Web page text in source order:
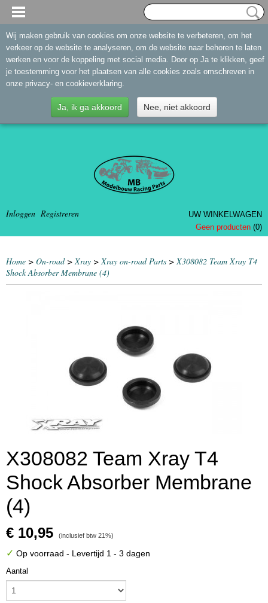
Inloggen Registreren
UW WINKELWAGEN
Geen producten (0)
Home > On-road>Xray >Xray on-road Parts >X308082 Team Xray T4
Shock Absorber Membrane (4)
X308082 Team Xray T4
Shock Absorber Membrane
(4)
€ 10,95 (inclusief btw 21%)
✓ Op voorraad - Levertijd 1 - 3 dagen
Aantal
Wij maken gebruik van cookies om onze website te verbeteren, om het
verkeer op de website te analyseren, om de website naar behoren te laten
werken en voor de koppeling met social media. Door op Ja te klikken, geef
je toestemming voor het plaatsen van alle cookies zoals omschreven in
onze privacy- en cookieverklaring.
Ja, ik ga akkoord Nee, niet akkoord